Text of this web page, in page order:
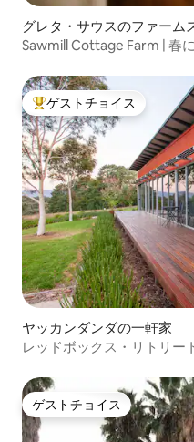
グレタ・サウスのファーム
Sawmill Cottage Farm | 春
大好評のゲストチョイスで
ゲストチョイス
ヤッカンダンダの一軒家
レッドボックス・リトリー
ゲストチョイス
ゲストチョイス